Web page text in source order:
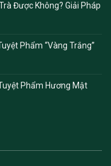
Được Không? Giải Pháp
Phẩm “Vàng Trắng”
Phẩm Hương Mật